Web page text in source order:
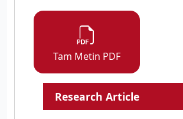
Tam Metin PDF
Research Article